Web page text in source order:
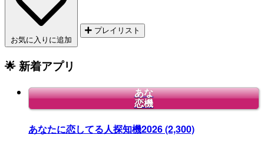
お気に入りに追加
プレイリスト
🌟 新着アプリ
あな
恋機
あなたに恋してる人探知機2026(2,300)